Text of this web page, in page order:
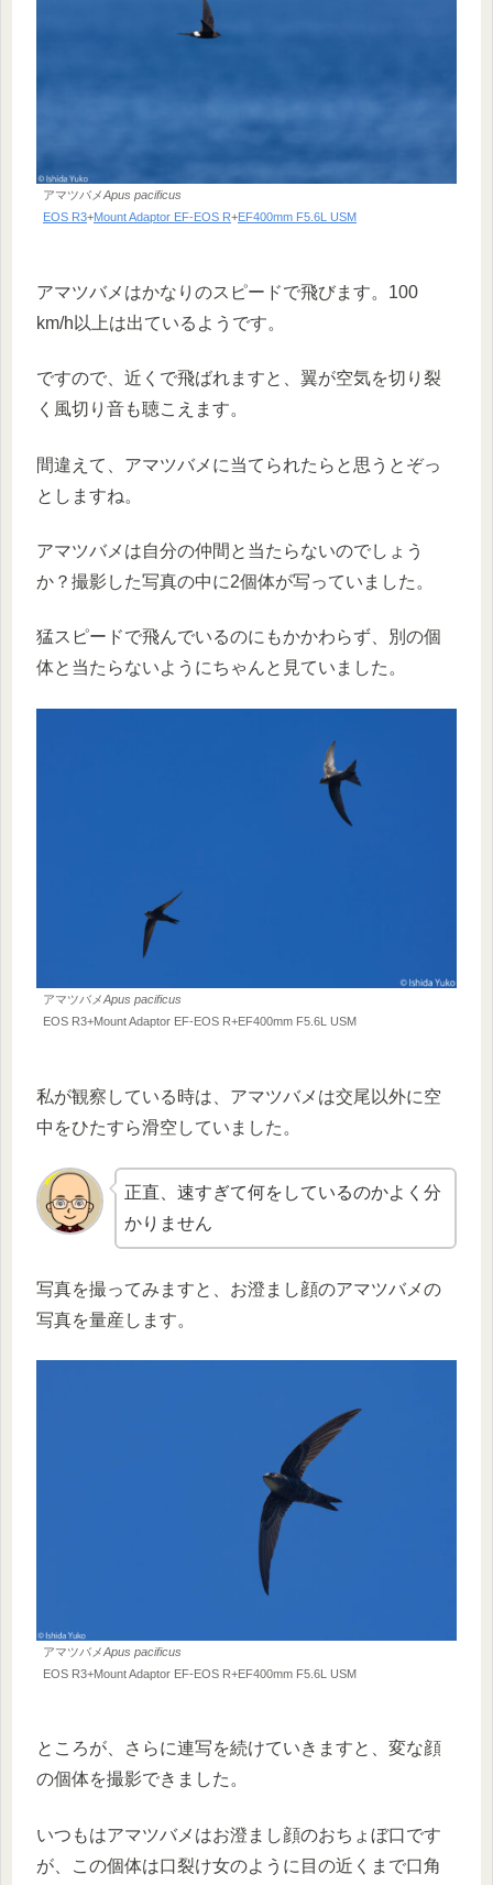
アマツバメApus pacificus
EOS R3+Mount Adaptor EF-EOS R+EF400mm F5.6L USM
アマツバメはかなりのスピードで飛びます。100
km/h以上は出ているようです。
ですので、近くで飛ばれますと、翼が空気を切り裂
く風切り音も聴こえます。
間違えて、アマツバメに当てられたらと思うとぞっ
としますね。
アマツバメは自分の仲間と当たらないのでしょう
か？撮影した写真の中に2個体が写っていました。
猛スピードで飛んでいるのにもかかわらず、別の個
体と当たらないようにちゃんと見ていました。
アマツバメApus pacificus
EOS R3+Mount Adaptor EF-EOS R+EF400mm F5.6L USM
私が観察している時は、アマツバメは交尾以外に空
中をひたすら滑空していました。
正直、速すぎて何をしているのかよく分
かりません
写真を撮ってみますと、お澄まし顔のアマツバメの
写真を量産します。
アマツバメApus pacificus
EOS R3+Mount Adaptor EF-EOS R+EF400mm F5.6L USM
ところが、さらに連写を続けていきますと、変な顔
の個体を撮影できました。
いつもはアマツバメはお澄まし顔のおちょぼ口です
が、この個体は口裂け女のように目の近くまで口角